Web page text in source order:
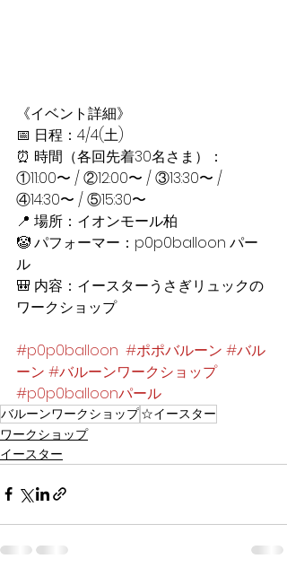
《イベント詳細》
📅 日程：4/4(土)
⏰ 時間（各回先着30名さま）：
①11:00〜 / ②12:00〜 / ③13:30〜 /
④14:30〜 / ⑤15:30〜
📍 場所：イオンモール柏
🤡 パフォーマー：p0p0balloon パー
ル
🎒 内容：イースターうさぎリュックの
ワークショップ
#p0p0balloon #ポポバルーン #バル
ーン #バルーンワークショップ
#p0p0balloonパール
バルーンワークショップ☆イースター
ワークショップ
イースター